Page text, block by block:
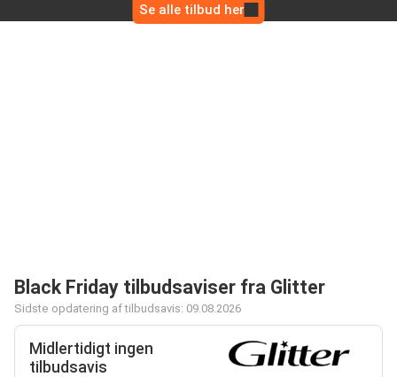
Se alle tilbud her
Black Friday tilbudsaviser fra Glitter
Sidste opdatering af tilbudsavis: 09.08.2026
Midlertidigt ingen
tilbudsavis